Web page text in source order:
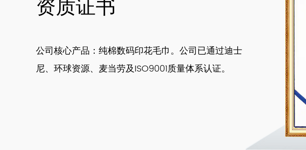
资质证书
公司核心产品：纯棉数码印花毛巾。公司已通过迪士
尼、环球资源、麦当劳及ISO9001质量体系认证。